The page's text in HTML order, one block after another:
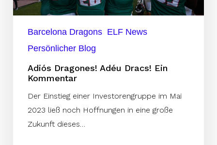
Barcelona Dragons ELF News
Persönlicher Blog
Adiós Dragones! Adéu Dracs! Ein
Kommentar
Der Einstieg einer Investorengruppe im Mai
2023 ließ noch Hoffnungen in eine große
Zukunft dieses…